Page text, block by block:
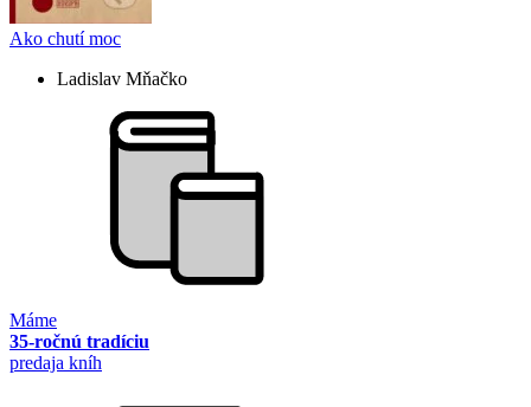
Ako chutí moc
Ladislav Mňačko
Máme
35-ročnú tradíciu
predaja kníh